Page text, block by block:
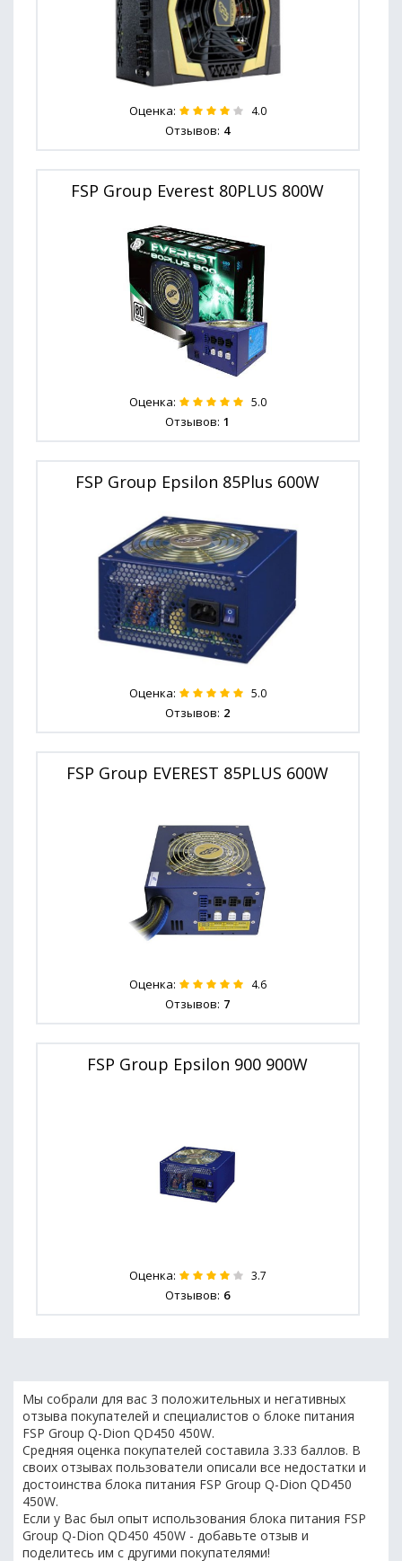
Оценка: 4.0
Отзывов: 4
FSP Group Everest 80PLUS 800W
Оценка: 5.0
Отзывов: 1
FSP Group Epsilon 85Plus 600W
Оценка: 5.0
Отзывов: 2
FSP Group EVEREST 85PLUS 600W
Оценка: 4.6
Отзывов: 7
FSP Group Epsilon 900 900W
Оценка: 3.7
Отзывов: 6
Мы собрали для вас 3 положительных и негативных
отзыва покупателей и специалистов о блоке питания
FSP Group Q-Dion QD450 450W.
Средняя оценка покупателей составила 3.33 баллов. В
своих отзывах пользователи описали все недостатки и
достоинства блока питания FSP Group Q-Dion QD450
450W.
Если у Вас был опыт использования блока питания FSP
Group Q-Dion QD450 450W - добавьте отзыв и
поделитесь им с другими покупателями!